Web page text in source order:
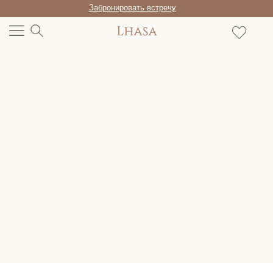
Забронировать встречу